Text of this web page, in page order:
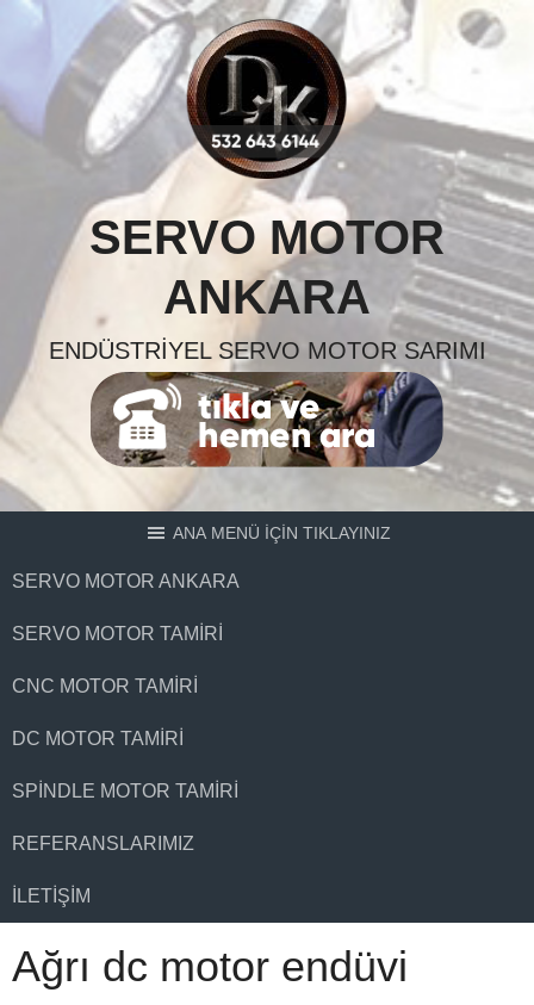
Skip
content
SERVO MOTOR
ANKARA
ENDÜSTRIYEL SERVO MOTOR SARIMI
ANA MENÜ İÇİN TIKLAYINIZ
SERVO MOTOR ANKARA
SERVO MOTOR TAMIRI
CNC MOTOR TAMIRI
DC MOTOR TAMIRI
SPINDLE MOTOR TAMIRI
REFERANSLARIMIZ
İLETIŞIM
Ağrı dc motor endüvi